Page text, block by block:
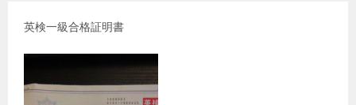
英検一級合格証明書